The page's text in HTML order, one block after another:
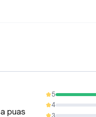
puas
5
100%
4
0%
3